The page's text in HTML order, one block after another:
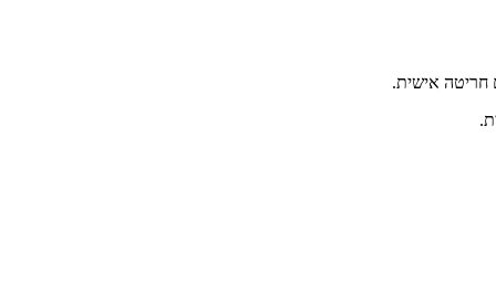
חריטה אישית.